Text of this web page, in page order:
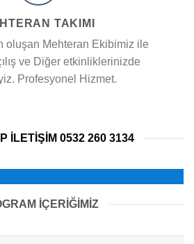
TAKIMI
oluşan Mehteran Ekibimiz ile
ve Diğer etkinliklerinizde
Profesyonel Hizmet.
ILETIŞIM 0532 260 3134
İÇERİĞİMİZ